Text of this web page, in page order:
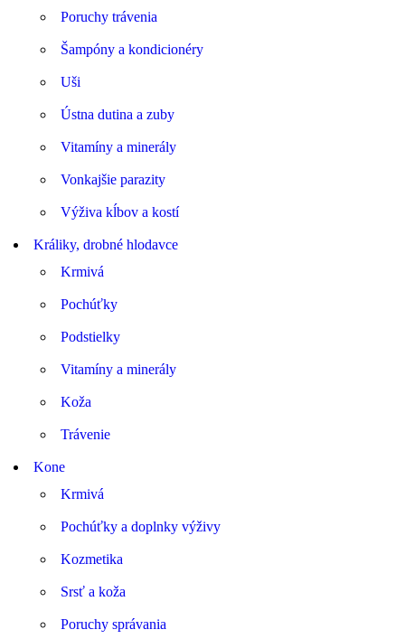
Poruchy trávenia
Šampóny a kondicionéry
Uši
Ústna dutina a zuby
Vitamíny a minerály
Vonkajšie parazity
Výživa kĺbov a kostí
Králiky, drobné hlodavce
Krmivá
Pochúťky
Podstielky
Vitamíny a minerály
Koža
Trávenie
Kone
Krmivá
Pochúťky a doplnky výživy
Kozmetika
Srsť a koža
Poruchy správania